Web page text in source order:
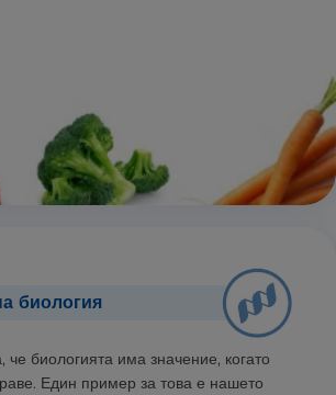
биология
че биологията има значение, когато
Един пример за това е нашето